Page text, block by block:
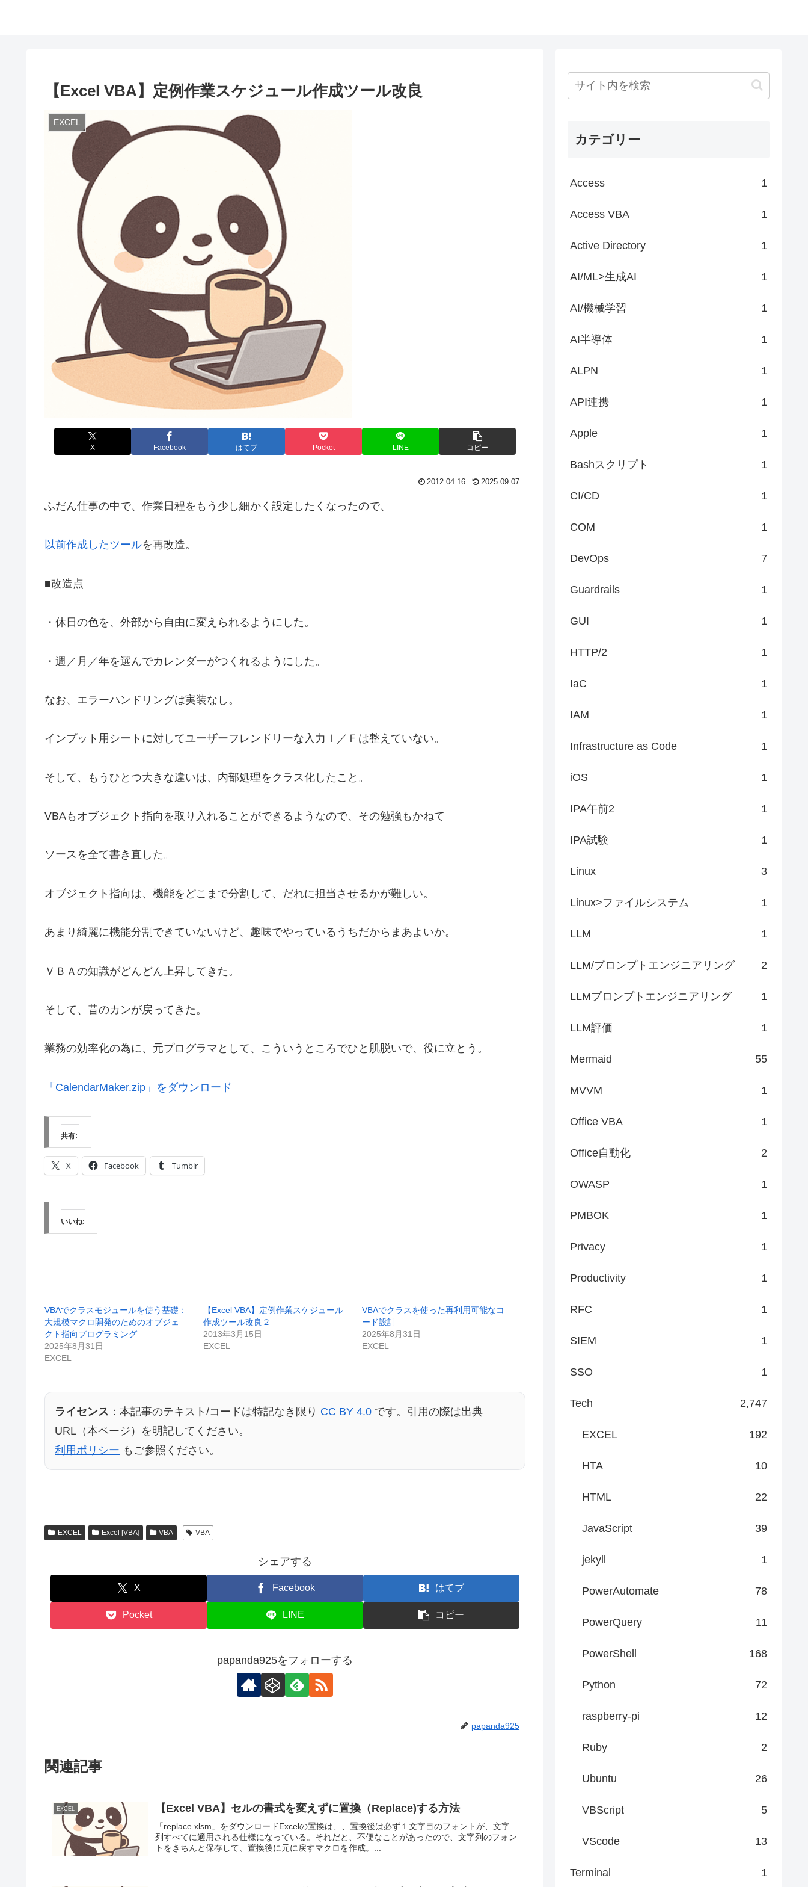
【Excel VBA】定例作業スケジュール作成ツール改良
EXCEL
X Facebook はてブ Pocket LINE コピー
2012.04.16 2025.09.07
ふだん仕事の中で、作業日程をもう少し細かく設定したくなったので、
以前作成したツールを再改造。
■改造点
・休日の色を、外部から自由に変えられるようにした。
・週／月／年を選んでカレンダーがつくれるようにした。
なお、エラーハンドリングは実装なし。
インプット用シートに対してユーザーフレンドリーな入力Ｉ／Ｆは整えていない。
そして、もうひとつ大きな違いは、内部処理をクラス化したこと。
VBAもオブジェクト指向を取り入れることができるようなので、その勉強もかねて
ソースを全て書き直した。
オブジェクト指向は、機能をどこまで分割して、だれに担当させるかが難しい。
あまり綺麗に機能分割できていないけど、趣味でやっているうちだからまあよいか。
ＶＢＡの知識がどんどん上昇してきた。
そして、昔のカンが戻ってきた。
業務の効率化の為に、元プログラマとして、こういうところでひと肌脱いで、役に立とう。
「CalendarMaker.zip」をダウンロード
共有:
X Facebook Tumblr
いいね:
VBAでクラスモジュールを使う基礎：
大規模マクロ開発のためのオブジェ
クト指向プログラミング
2025年8月31日
EXCEL
【Excel VBA】定例作業スケジュール
作成ツール改良２
2013年3月15日
EXCEL
VBAでクラスを使った再利用可能なコ
ード設計
2025年8月31日
EXCEL
ライセンス ：本記事のテキスト/コードは特記なき限り CC BY 4.0 です。引用の際は出典
URL（本ページ）を明記してください。
利用ポリシー もご参照ください。
EXCEL Excel [VBA] VBA VBA
シェアする
X Facebook はてブ
Pocket LINE コピー
papanda925をフォローする
papanda925
関連記事
EXCEL 【Excel VBA】セルの書式を変えずに置換（Replace)する方法
「replace.xlsm」をダウンロードExcelの置換は、、置換後は必ず１文字目のフォントが、文字
列すべてに適用される仕様になっている。それだと、不便なことがあったので、文字列のフォン
トをきちんと保存して、置換後に元に戻すマクロを作成。...
カテゴリー
Access 1
Access VBA 1
Active Directory 1
AI/ML>生成AI 1
AI/機械学習 1
AI半導体 1
ALPN 1
API連携 1
Apple 1
Bashスクリプト 1
CI/CD 1
COM 1
DevOps 7
Guardrails 1
GUI 1
HTTP/2 1
IaC 1
IAM 1
Infrastructure as Code 1
iOS 1
IPA午前2 1
IPA試験 1
Linux 3
Linux>ファイルシステム 1
LLM 1
LLM/プロンプトエンジニアリング 2
LLMプロンプトエンジニアリング 1
LLM評価 1
Mermaid 55
MVVM 1
Office VBA 1
Office自動化 2
OWASP 1
PMBOK 1
Privacy 1
Productivity 1
RFC 1
SIEM 1
SSO 1
Tech 2,747
EXCEL 192
HTA 10
HTML 22
JavaScript 39
jekyll 1
PowerAutomate 78
PowerQuery 11
PowerShell 168
Python 72
raspberry-pi 12
Ruby 2
Ubuntu 26
VBScript 5
VScode 13
Terminal 1